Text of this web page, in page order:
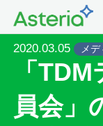
2020.03.05 メ
「
員会」